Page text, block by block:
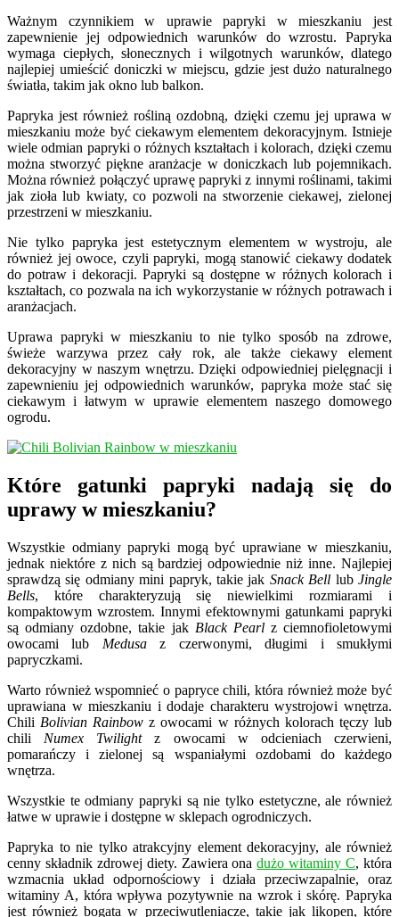
Ważnym czynnikiem w uprawie papryki w mieszkaniu jest
zapewnienie jej odpowiednich warunków do wzrostu. Papryka
wymaga ciepłych, słonecznych i wilgotnych warunków, dlatego
najlepiej umieścić doniczki w miejscu, gdzie jest dużo naturalnego
światła, takim jak okno lub balkon.
Papryka jest również rośliną ozdobną, dzięki czemu jej uprawa w
mieszkaniu może być ciekawym elementem dekoracyjnym. Istnieje
wiele odmian papryki o różnych kształtach i kolorach, dzięki czemu
można stworzyć piękne aranżacje w doniczkach lub pojemnikach.
Można również połączyć uprawę papryki z innymi roślinami, takimi
jak zioła lub kwiaty, co pozwoli na stworzenie ciekawej, zielonej
przestrzeni w mieszkaniu.
Nie tylko papryka jest estetycznym elementem w wystroju, ale
również jej owoce, czyli papryki, mogą stanowić ciekawy dodatek
do potraw i dekoracji. Papryki są dostępne w różnych kolorach i
kształtach, co pozwala na ich wykorzystanie w różnych potrawach i
aranżacjach.
Uprawa papryki w mieszkaniu to nie tylko sposób na zdrowe,
świeże warzywa przez cały rok, ale także ciekawy element
dekoracyjny w naszym wnętrzu. Dzięki odpowiedniej pielęgnacji i
zapewnieniu jej odpowiednich warunków, papryka może stać się
ciekawym i łatwym w uprawie elementem naszego domowego
ogrodu.
Które gatunki papryki nadają się do
uprawy w mieszkaniu?
Wszystkie odmiany papryki mogą być uprawiane w mieszkaniu,
jednak niektóre z nich są bardziej odpowiednie niż inne. Najlepiej
sprawdzą się odmiany mini papryk, takie jak Snack Bell lubJingle
Bells, które charakteryzują się niewielkimi rozmiarami i
kompaktowym wzrostem. Innymi efektownymi gatunkami papryki
są odmiany ozdobne, takie jak Black Pearlz ciemnofioletowymi
owocami lub Medusaz czerwonymi, długimi i smukłymi
papryczkami.
Warto również wspomnieć o papryce chili, która również może być
uprawiana w mieszkaniu i dodaje charakteru wystrojowi wnętrza.
Chili Bolivian Rainbow z owocami w różnych kolorach tęczy lub
chili Numex Twilightz owocami w odcieniach czerwieni,
pomarańczy i zielonej są wspaniałymi ozdobami do każdego
wnętrza.
Wszystkie te odmiany papryki są nie tylko estetyczne, ale również
łatwe w uprawie i dostępne w sklepach ogrodniczych.
Papryka to nie tylko atrakcyjny element dekoracyjny, ale również
cenny składnik zdrowej diety. Zawiera onadużo witaminy C, która
wzmacnia układ odpornościowy i działa przeciwzapalnie, oraz
witaminy A, która wpływa pozytywnie na wzrok i skórę. Papryka
jest również bogata w przeciwutleniacze, takie jak likopen, które